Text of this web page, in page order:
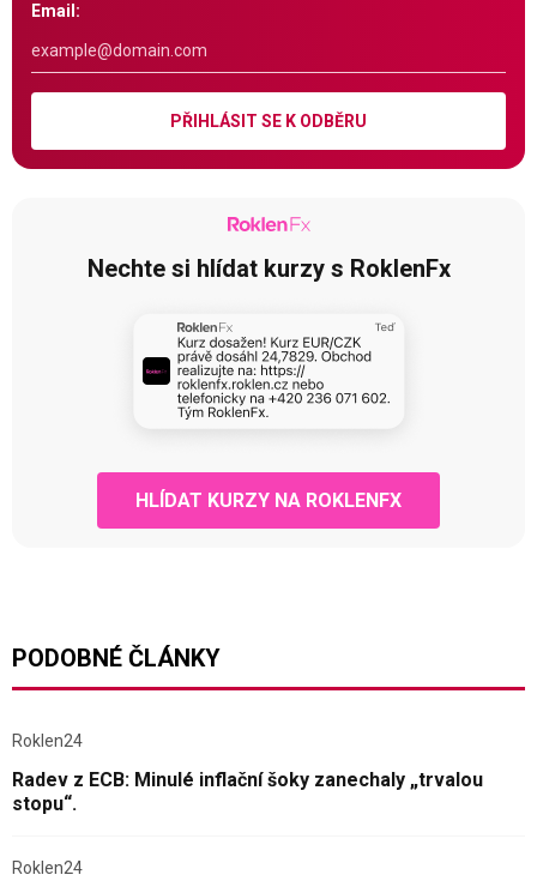
Email:
PŘIHLÁSIT SE K ODBĚRU
Nechte si hlídat kurzy s RoklenFx
HLÍDAT KURZY NA ROKLENFX
PODOBNÉ ČLÁNKY
Roklen24
Radev z ECB: Minulé inflační šoky zanechaly „trvalou
stopu“.
Roklen24